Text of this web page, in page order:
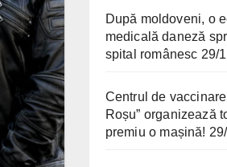
După moldoveni, o
medicală daneză
spital românesc 29/
Centrul de vaccinare
Roșu” organizează
premiu o mașină!